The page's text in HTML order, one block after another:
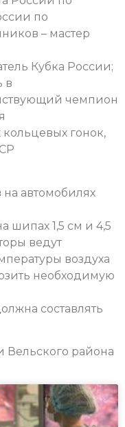
по
– мастер
Кубка России;
в
чемпион
кольцевых гонок,
на автомобилях
шипах 1,5 см и 4,5
ведут
воздуха
необходимую
составлять
Вельского района